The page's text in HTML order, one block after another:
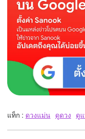
แท็ก : ดวงแม่น ดูดวง ดู